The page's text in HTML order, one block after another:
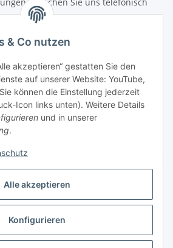
Alle akzeptieren
Konfigurieren
& Co nutzen
akzeptieren“ gestatten Sie den
auf unserer Website: YouTube,
können die Einstellung jederzeit
Icon links unten). Weitere Details
und in unserer
.
USt., zzgl.Versand